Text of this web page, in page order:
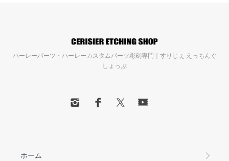
ハーレーパーツ・ハーレーカスタムパーツ彫刻専門｜すりじぇ えっちんぐ
しょっぷ
ホーム